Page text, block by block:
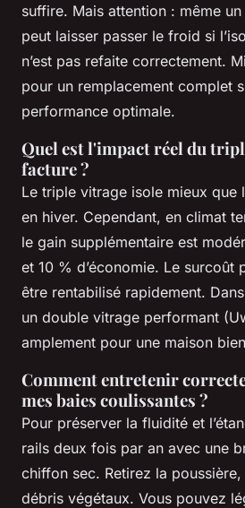
suffire. Mais attention : même
peut laisser passer le froid si
n’est pas refaite correctement.
pour un remplacement complet
performance optimale.
Quel est l'impact réel du
facture ?
Le triple vitrage isole mieux que
en hiver. Cependant, en climat
le gain supplémentaire est
et 10 % d’économie. Le surcoût
être rentabilisé rapidement.
un double vitrage performant
amplement pour une maison
Comment entretenir
mes baies coulissantes ?
Pour préserver la fluidité et
rails deux fois par an avec une
chiffon sec. Retirez la
débris végétaux. Vous pouvez